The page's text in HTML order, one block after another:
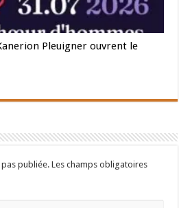
Pleuigner ouvrent le
publiée. Les champs obligatoires